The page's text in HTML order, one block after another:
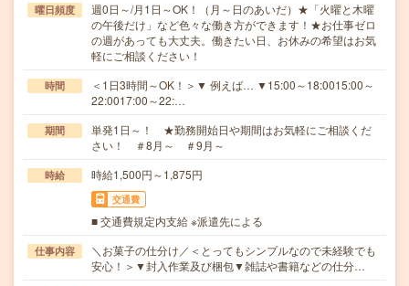
曜日頻度
週0日～/月1日～OK！（月～日のあいだ）★「火曜と木曜
の午後だけ」など色々な働き方ができます！★お仕事ゼロ
の週があっても大丈夫。働きたい日、お休みの希望はお気
軽にご相談ください！
時間
＜1日3時間～OK！＞▼ 例えば… ▼15:00～18:0015:00～
22:0017:00～22:…
期間
単発1日～！ ★勤務開始日や期間はお気軽にご相談くだ
さい！ ＃8月～ ＃9月～
時給 時給1,500円～1,875円
交通費
■ 交通費規定内支給 ※派遣先による
仕事内容
＼お菓子の仕分け／＜とってもシンプルなので未経験でも
安心！＞▼封入作業及び梱包▼雑誌や書籍などの仕分…